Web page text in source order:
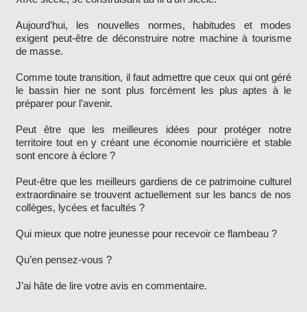
Aujourd’hui, les nouvelles normes, habitudes et modes
exigent peut-être de déconstruire notre machine à tourisme
de masse.
Comme toute transition, il faut admettre que ceux qui ont géré
le bassin hier ne sont plus forcément les plus aptes à le
préparer pour l’avenir.
Peut être que les meilleures idées pour protéger notre
territoire tout en y créant une économie nourricière et stable
sont encore à éclore ?
Peut-être que les meilleurs gardiens de ce patrimoine culturel
extraordinaire se trouvent actuellement sur les bancs de nos
collèges, lycées et facultés ?
Qui mieux que notre jeunesse pour recevoir ce flambeau ?
Qu’en pensez-vous ?
J’ai hâte de lire votre avis en commentaire.